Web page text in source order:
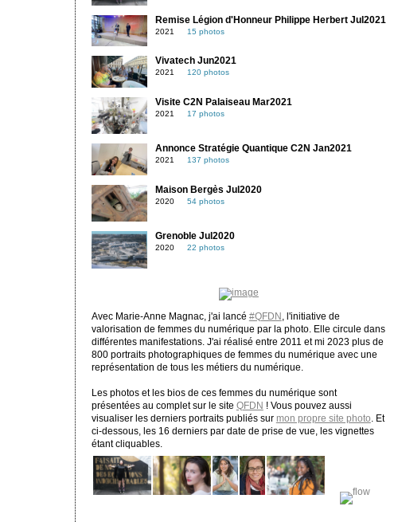
Remise Légion d'Honneur Philippe Herbert Jul2021
2021 15 photos
Vivatech Jun2021
2021 120 photos
Visite C2N Palaiseau Mar2021
2021 17 photos
Annonce Stratégie Quantique C2N Jan2021
2021 137 photos
Maison Bergès Jul2020
2020 54 photos
Grenoble Jul2020
2020 22 photos
Avec Marie-Anne Magnac, j'ai lancé #QFDN
, l'initiative de
valorisation de femmes du numérique par la photo. Elle circule dans
différentes manifestations. J'ai réalisé entre 2011 et mi 2023 plus de
800 portraits photographiques de femmes du numérique avec une
représentation de tous les métiers du numérique.
Les photos et les bios de ces femmes du numérique sont
présentées au complet sur le site QFDN ! Vous pouvez aussi
visualiser les derniers portraits publiés sur mon propre site photo . Et
ci-dessous, les 16 derniers par date de prise de vue, les vignettes
étant cliquables.